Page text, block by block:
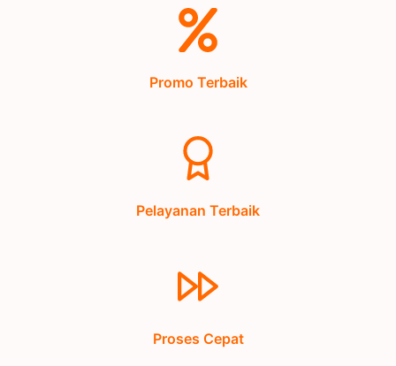
Promo Terbaik
Pelayanan Terbaik
Proses Cepat